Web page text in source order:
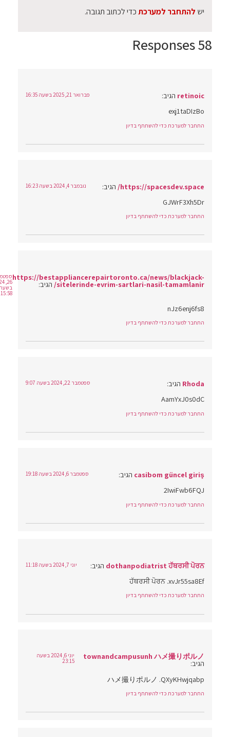
58 Responses
retinoic הגיב: פברואר 21, 2025 בשעה 16:35
exj1taDIzBo
התחבר למערכת כדי להשתתף בדיון
https://spacesdev.space/ הגיב: נובמבר 4, 2024 בשעה 16:23
GJWrF3Xh5Dr
התחבר למערכת כדי להשתתף בדיון
https://bestappliancerepairtoronto.ca/news/blackjack-
sitelerinde-evrim-sartlari-nasil-tamamlanir/ הגיב:
ספטמבר
26, 2024
בשעה
15:58
nJz6enj6fs8
התחבר למערכת כדי להשתתף בדיון
Rhoda הגיב: ספטמבר 22, 2024 בשעה 9:07
AamYxJ0s0dC
התחבר למערכת כדי להשתתף בדיון
casibom güncel girişהגיב: ספטמבר 6, 2024 בשעה 19:18
2IwiFwb6FQJ
התחבר למערכת כדי להשתתף בדיון
dothanpodiatrist ਹੱਥਰਸੀ ਪੋਰਨ הגיב: יוני 7, 2024 בשעה 11:18
ਹੱਥਰਸੀ ਪੋਰਨ .xvJr55sa8Ef
התחבר למערכת כדי להשתתף בדיון
townandcampusunh ハメ撮りポルノ
הגיב:
יוני 6, 2024 בשעה
23:15
ハメ撮りポルノ .QXyKHwjqabp
התחבר למערכת כדי להשתתף בדיון
ישלהתחבר למערכתכדי לכתוב תגובה.